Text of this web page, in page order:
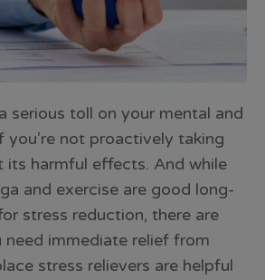
serious toll on your mental and
you’re not proactively taking
harmful effects. And while
and exercise are good long-
stress reduction, there are
need immediate relief from
stress relievers are helpful